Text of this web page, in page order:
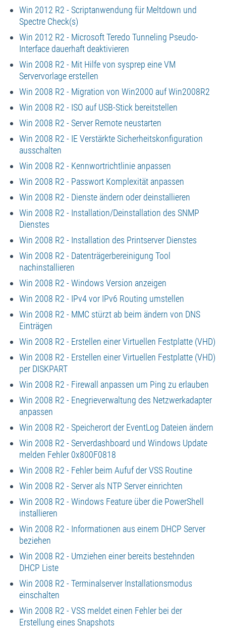
Win 2012 R2 - Scriptanwendung für Meltdown und
Spectre Check(s)
Win 2012 R2 - Microsoft Teredo Tunneling Pseudo-
Interface dauerhaft deaktivieren
Win 2008 R2 - Mit Hilfe von sysprep eine VM
Servervorlage erstellen
Win 2008 R2 - Migration von Win2000 auf Win2008R2
Win 2008 R2 - ISO auf USB-Stick bereitstellen
Win 2008 R2 - Server Remote neustarten
Win 2008 R2 - IE Verstärkte Sicherheitskonfiguration
ausschalten
Win 2008 R2 - Kennwortrichtlinie anpassen
Win 2008 R2 - Passwort Komplexität anpassen
Win 2008 R2 - Dienste ändern oder deinstallieren
Win 2008 R2 - Installation/Deinstallation des SNMP
Dienstes
Win 2008 R2 - Installation des Printserver Dienstes
Win 2008 R2 - Datenträgerbereinigung Tool
nachinstallieren
Win 2008 R2 - Windows Version anzeigen
Win 2008 R2 - IPv4 vor IPv6 Routing umstellen
Win 2008 R2 - MMC stürzt ab beim ändern von DNS
Einträgen
Win 2008 R2 - Erstellen einer Virtuellen Festplatte (VHD)
Win 2008 R2 - Erstellen einer Virtuellen Festplatte (VHD)
per DISKPART
Win 2008 R2 - Firewall anpassen um Ping zu erlauben
Win 2008 R2 - Enegrieverwaltung des Netzwerkadapter
anpassen
Win 2008 R2 - Speicherort der EventLog Dateien ändern
Win 2008 R2 - Serverdashboard und Windows Update
melden Fehler 0x800F0818
Win 2008 R2 - Fehler beim Aufuf der VSS Routine
Win 2008 R2 - Server als NTP Server einrichten
Win 2008 R2 - Windows Feature über die PowerShell
installieren
Win 2008 R2 - Informationen aus einem DHCP Server
beziehen
Win 2008 R2 - Umziehen einer bereits bestehnden
DHCP Liste
Win 2008 R2 - Terminalserver Installationsmodus
einschalten
Win 2008 R2 - VSS meldet einen Fehler bei der
Erstellung eines Snapshots